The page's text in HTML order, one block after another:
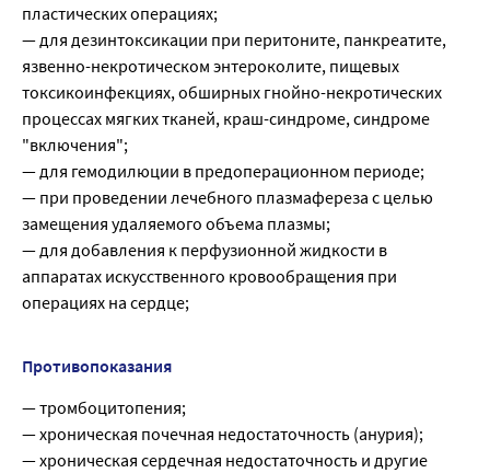
пластических операциях;
— для дезинтоксикации при перитоните, панкреатите,
язвенно-некротическом энтероколите, пищевых
токсикоинфекциях, обширных гнойно-некротических
процессах мягких тканей, краш-синдроме, синдроме
"включения";
— для гемодилюции в предоперационном периоде;
— при проведении лечебного плазмафереза с целью
замещения удаляемого объема плазмы;
— для добавления к перфузионной жидкости в
аппаратах искусственного кровообращения при
операциях на сердце;
Противопоказания
— тромбоцитопения;
— хроническая почечная недостаточность (анурия);
— хроническая сердечная недостаточность и другие